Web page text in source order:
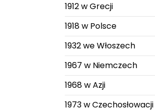
1912 w Grecji
1918 w Polsce
1932 we Włoszech
1967 w Niemczech
1968 w Azji
1973 w Czechosłowacji